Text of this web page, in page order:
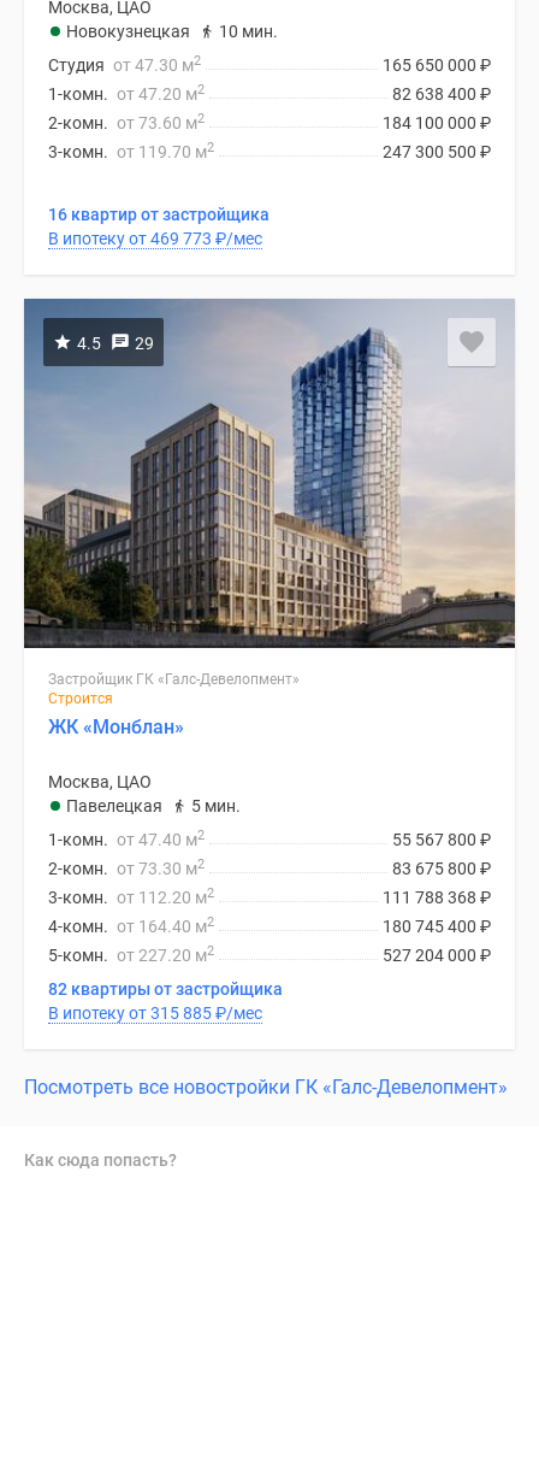
Москва, ЦАО
Новокузнецкая
10 мин.
165 650 000 ₽
Студия от 47.30 м2
82 638 400 ₽
1-комн. от 47.20 м2
184 100 000 ₽
2-комн. от 73.60 м2
247 300 500 ₽
3-комн. от 119.70 м2
16 квартир от застройщика
В ипотеку от 469 773 ₽/мес
4.5 29
Застройщик ГК «Галс-Девелопмент»
Строится
ЖК «Монблан»
Москва, ЦАО
Павелецкая
5 мин.
55 567 800 ₽
1-комн. от 47.40 м2
83 675 800 ₽
2-комн. от 73.30 м2
111 788 368 ₽
3-комн. от 112.20 м2
180 745 400 ₽
4-комн. от 164.40 м2
527 204 000 ₽
5-комн. от 227.20 м2
82 квартиры от застройщика
В ипотеку от 315 885₽/мес
Посмотреть все новостройки ГК «Галс-Девелопмент»
Как сюда попасть?